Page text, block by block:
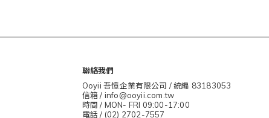
聯絡我們
Ooyii 吾憶企業有限公司 / 統編 83183053
信箱 / info@ooyii.com.tw
時間 / MON- FRI 09:00-17:00
電話 / (02) 2702-7557